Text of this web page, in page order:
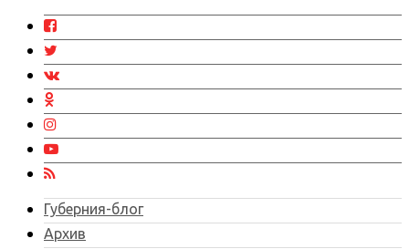
Губерния-блог
Архив